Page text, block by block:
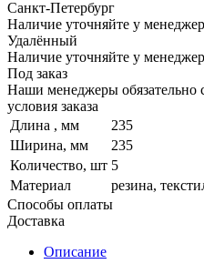
Санкт-Петербург
Наличие уточняйте у
Удалённый
Наличие уточняйте у
Под заказ
Наши менеджеры обязательно
условия заказа
Длина , мм
235
Ширина, мм
235
Количество, шт 5
Материал
резина,
Способы оплаты
Доставка
Описание